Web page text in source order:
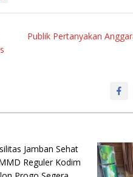
Publik Pertanyakan